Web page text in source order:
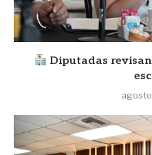
Diputadas